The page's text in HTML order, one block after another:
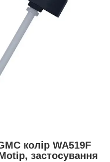
колір WA519F
застосування